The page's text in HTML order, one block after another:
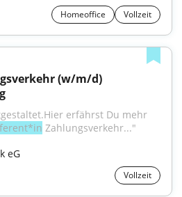
Homeoffice Vollzeit
(w/m/d)
erfährst Du mehr
Zahlungsverkehr..."
eG
Vollzeit